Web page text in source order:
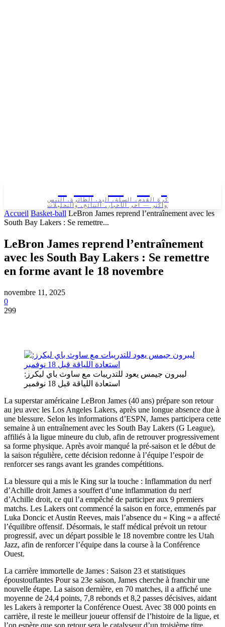
كرة القدم، السلة، اليد، الطائرة، التنس
وأكثر — آخر الأخبار، النتائج، والتحليلات
Accueil Basket-ball LeBron James reprend l’entraînement avec les
South Bay Lakers : Se remettre...
LeBron James reprend l’entraînement
avec les South Bay Lakers : Se remettre
en forme avant le 18 novembre
novembre 11, 2025
0
299
ليبرون جيمس يعود للتدريبات مع ساوث باي ليكرز:
استعادة اللياقة قبل 18 نوفمبر
La superstar américaine LeBron James (40 ans) prépare son retour
au jeu avec les Los Angeles Lakers, après une longue absence due à
une blessure. Selon les informations d’ESPN, James participera cette
semaine à un entraînement avec les South Bay Lakers (G League),
affiliés à la ligue mineure du club, afin de retrouver progressivement
sa forme physique. Après avoir manqué la pré-saison et le début de
la saison régulière, cette décision redonne à l’équipe l’espoir de
renforcer ses rangs avant les grandes compétitions.
La blessure qui a mis le King sur la touche : Inflammation du nerf
d’Achille droit James a souffert d’une inflammation du nerf
d’Achille droit, ce qui l’a empêché de participer aux 9 premiers
matchs. Les Lakers ont commencé la saison en force, emmenés par
Luka Doncic et Austin Reeves, mais l’absence du « King » a affecté
l’équilibre offensif. Désormais, le staff médical prévoit un retour
progressif, avec un départ possible le 18 novembre contre les Utah
Jazz, afin de renforcer l’équipe dans la course à la Conférence
Ouest.
La carrière immortelle de James : Saison 23 et statistiques
époustouflantes Pour sa 23e saison, James cherche à franchir une
nouvelle étape. La saison dernière, en 70 matches, il a affiché une
moyenne de 24,4 points, 7,8 rebonds et 8,2 passes décisives, aidant
les Lakers à remporter la Conférence Ouest. Avec 38 000 points en
carrière, il reste le meilleur joueur offensif de l’histoire de la ligue, et
l’on espère que son retour sera le catalyseur d’un troisième titre.